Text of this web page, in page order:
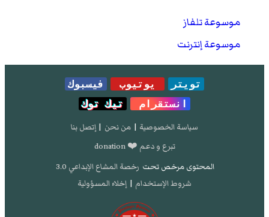
موسوعة تلفاز
موسوعة إنترنت
تويتر يوتيوب
فيسبوك
انستقرام
تيك توك
سياسة الخصوصية | من نحن | إتصل بنا
تبرع و دعم ❤️ donation
المحتوى مرخص تحت رخصة المشاع الإبداعي 3.0
شروط الإستخدام | إخلاء المسؤولية